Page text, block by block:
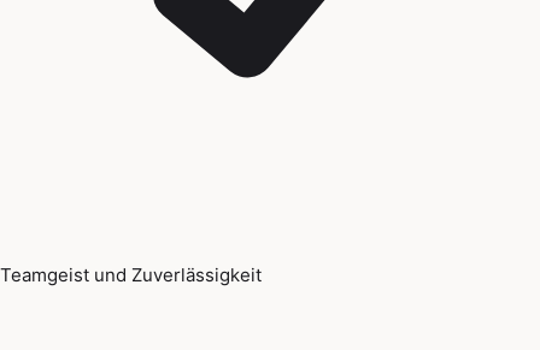
Teamgeist und Zuverlässigkeit